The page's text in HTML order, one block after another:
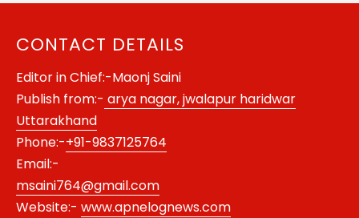
CONTACT DETAILS
Editor in Chief:-Maonj Saini
Publish from:- arya nagar, jwalapur haridwar
Uttarakhand
Phone:-+91-9837125764
Email:-
msaini764@gmail.com
Website:- www.apnelognews.com